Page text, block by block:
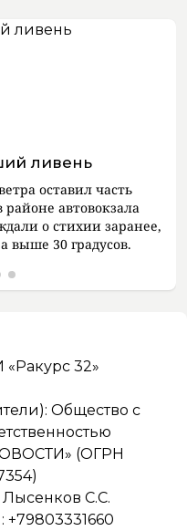
ливень
оставил часть
районе автовокзала
о стихии заранее,
выше 30 градусов.
32»
Общество с
(ОГРН
Лысенков С.С.